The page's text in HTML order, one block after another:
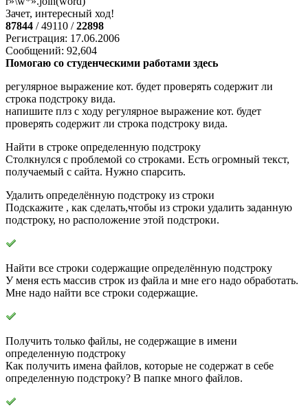
Зачет, интересный ход!
87844 / 49110 /22898
Регистрация: 17.06.2006
Сообщений: 92,604
Помогаю со студенческими работами здесь
регулярное выражение кот. будет проверять содержит ли
строка подстроку вида.
напишите плз с ходу регулярное выражение кот. будет
проверять содержит ли строка подстроку вида.
Найти в строке определенную подстроку
Столкнулся с проблемой со строками. Есть огромный текст,
получаемый с сайта. Нужно спарсить.
Удалить определённую подстроку из строки
Подскажите , как сделать,чтобы из строки удалить заданную
подстроку, но расположение этой подстроки.
Найти все строки содержащие определённую подстроку
У меня есть массив строк из файла и мне его надо обработать.
Мне надо найти все строки содержащие.
Получить только файлы, не содержащие в имени
определенную подстроку
Как получить имена файлов, которые не содержат в себе
определенную подстроку? В папке много файлов.